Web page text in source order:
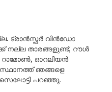
ട്രാൻസ്ഫർ വിൻഡോ
താരങ്ങളുണ്ട്, റൗൾ
ഓറലിയൻ
സ്ഥാനത്ത് ഞങ്ങളെ
പറഞ്ഞു.